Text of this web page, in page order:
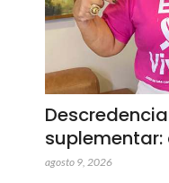
agosto 9, 2026